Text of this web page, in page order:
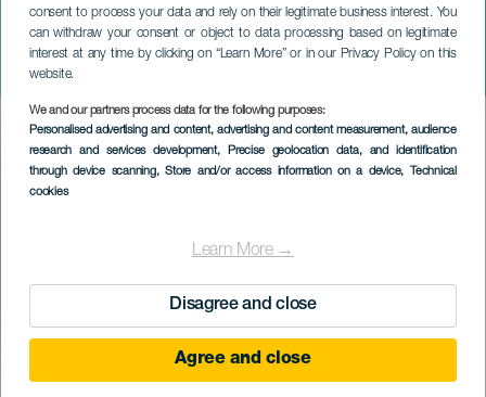
consent to process your data and rely on their legitimate business interest. You
can withdraw your consent or object to data processing based on legitimate
interest at any time by clicking on “Learn More” or in our Privacy Policy on this
website.
We and our partners process data for the following purposes:
Personalised advertising and content, advertising and content measurement, audience
research and services development, Precise geolocation data, and identification
through device scanning, Store and/or access information on a device, Technical
cookies
Learn More →
Disagree and close
Agree and close
Santa Lucía-stien El Puertillo
GRAN CANARIA
Imagen
Listado
November 2026